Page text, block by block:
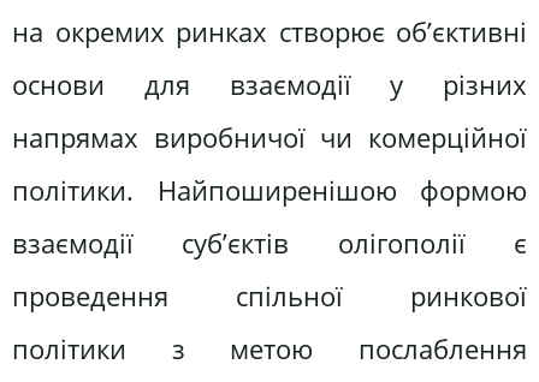
на окремих ринках створює об’єктивні
основи для взаємодії у різних
напрямах виробничої чи комерційної
політики. Найпоширенішою формою
взаємодії суб’єктів олігополії є
проведення спільної ринкової
політики з метою послаблення